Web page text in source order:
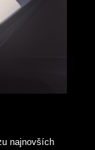
najnovších